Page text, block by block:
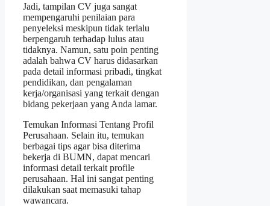
Jadi, tampilan CV juga sangat
mempengaruhi penilaian para
penyeleksi meskipun tidak terlalu
berpengaruh terhadap lulus atau
tidaknya. Namun, satu poin penting
adalah bahwa CV harus didasarkan
pada detail informasi pribadi, tingkat
pendidikan, dan pengalaman
kerja/organisasi yang terkait dengan
bidang pekerjaan yang Anda lamar.
Temukan Informasi Tentang Profil
Perusahaan. Selain itu, temukan
berbagai tips agar bisa diterima
bekerja di BUMN, dapat mencari
informasi detail terkait profile
perusahaan. Hal ini sangat penting
dilakukan saat memasuki tahap
wawancara.